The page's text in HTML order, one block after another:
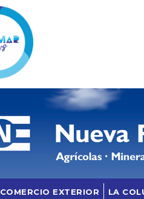
COMERCIO EXTERIOR LA